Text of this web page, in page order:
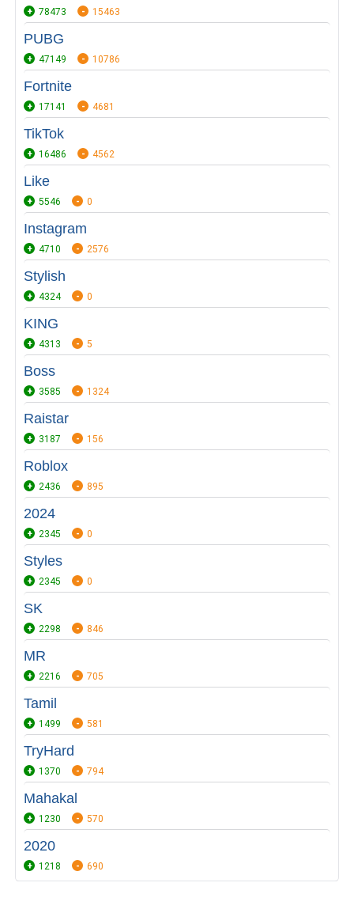
78473 15463
PUBG
47149 10786
Fortnite
17141 4681
TikTok
16486 4562
Like
5546 0
Instagram
4710 2576
Stylish
4324 0
KING
4313 5
Boss
3585 1324
Raistar
3187 156
Roblox
2436 895
2024
2345 0
Styles
2345 0
SK
2298 846
MR
2216 705
Tamil
1499 581
TryHard
1370 794
Mahakal
1230 570
2020
1218 690